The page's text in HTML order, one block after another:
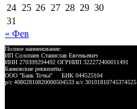
24 25 26 27 28 29 30
31
« Фев
Полное наименование:
ИП Солопаев Станислав Евгеньевич
ИНН 270399294492 ОГРНИП 322272400011491
Банковские реквизиты:
ООО "Банк Точка" БИК 044525104
р/с 40802810820000504533 к/с